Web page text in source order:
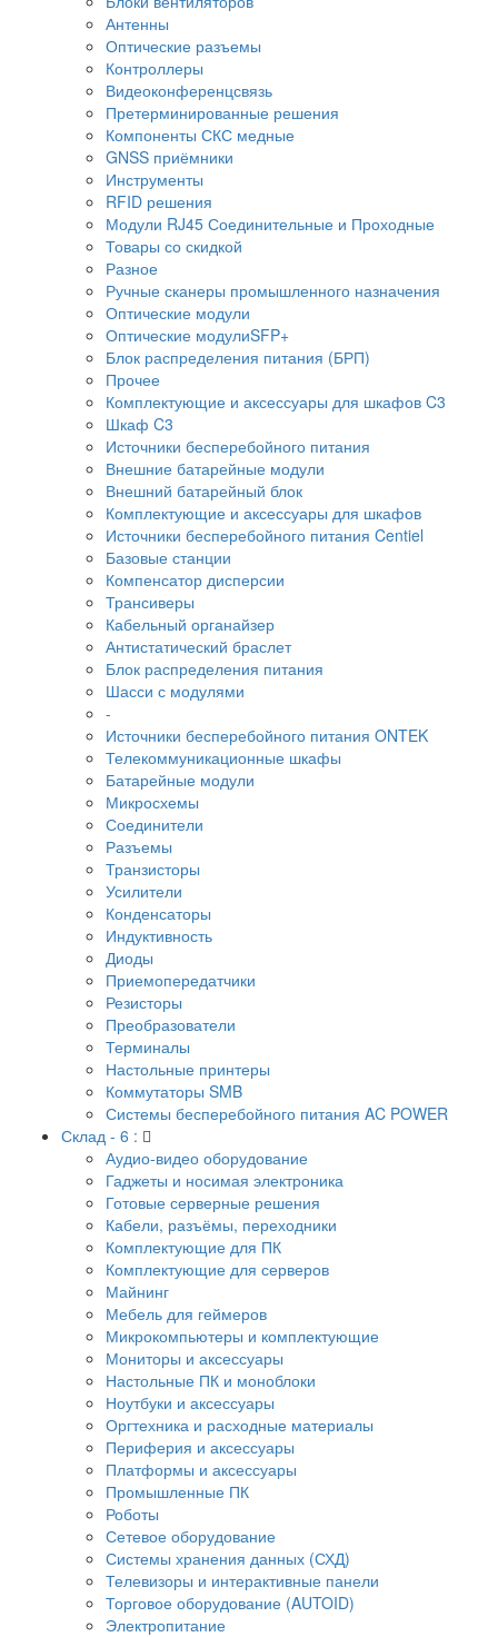
Антенны
Оптические разъемы
Контроллеры
Видеоконференцсвязь
Претерминированные решения
Компоненты СКС медные
GNSS приёмники
Инструменты
RFID решения
Модули RJ45 Соединительные и Проходные
Товары со скидкой
Разное
Ручные сканеры промышленного назначения
Оптические модули
Оптические модулиSFP+
Блок распределения питания (БРП)
Прочее
Комплектующие и аксессуары для шкафов C3
Шкаф C3
Источники бесперебойного питания
Внешние батарейные модули
Внешний батарейный блок
Комплектующие и аксессуары для шкафов
Источники бесперебойного питания Centiel
Базовые станции
Компенсатор дисперсии
Трансиверы
Кабельный органайзер
Антистатический браслет
Блок распределения питания
Шасси с модулями
-
Источники бесперебойного питания ONTEK
Телекоммуникационные шкафы
Батарейные модули
Микросхемы
Соединители
Разъемы
Транзисторы
Усилители
Конденсаторы
Индуктивность
Диоды
Приемопередатчики
Резисторы
Преобразователи
Терминалы
Настольные принтеры
Коммутаторы SMB
Системы бесперебойного питания AC POWER
Склад - 6 :
Аудио-видео оборудование
Гаджеты и носимая электроника
Готовые серверные решения
Кабели, разъёмы, переходники
Комплектующие для ПК
Комплектующие для серверов
Майнинг
Мебель для геймеров
Микрокомпьютеры и комплектующие
Мониторы и аксессуары
Настольные ПК и моноблоки
Ноутбуки и аксессуары
Оргтехника и расходные материалы
Периферия и аксессуары
Платформы и аксессуары
Промышленные ПК
Роботы
Сетевое оборудование
Системы хранения данных (СХД)
Телевизоры и интерактивные панели
Торговое оборудование (AUTOID)
Электропитание